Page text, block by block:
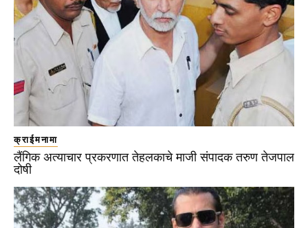
क्राईमनामा
लैंगिक अत्याचार प्रकरणात तेहलकाचे माजी संपादक तरुण तेजपाल
दोषी